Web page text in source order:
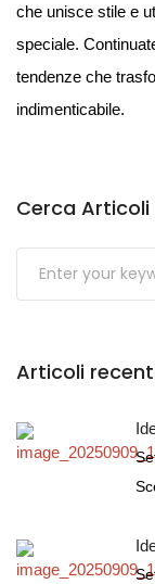
che unisce stile e
speciale.
tendenze che
indimenticabile.
Cerca Articoli
Submit
Articoli